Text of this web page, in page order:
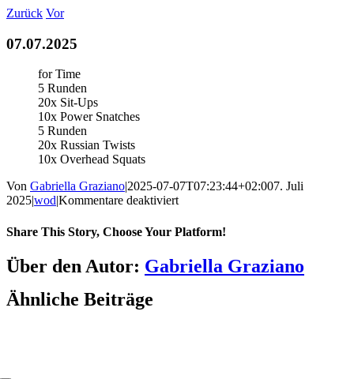
Zum
springen
Zurück Vor
07.07.2025
for Time
5 Runden
20x Sit-Ups
10x Power Snatches
5 Runden
20x Russian Twists
10x Overhead Squats
Von Gabriella Graziano|2025-07-07T07:23:44+02:007. Juli
2025|wod|Kommentare deaktiviertfür
Share This Story, Choose Your Platform!
Facebook
LinkedIn
WhatsApp
Telegram
Tumblr
Pinterest
Vk
Xing
E-
Mail
Über den Autor: Gabriella Graziano
Ähnliche Beiträge